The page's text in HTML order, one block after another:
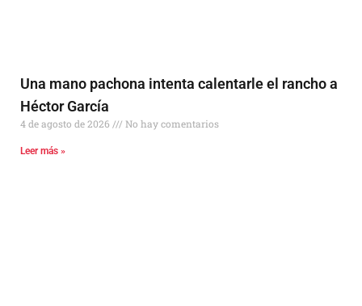
Una mano pachona intenta calentarle el rancho a
Héctor García
4 de agosto de 2026 No hay comentarios
Leer más »